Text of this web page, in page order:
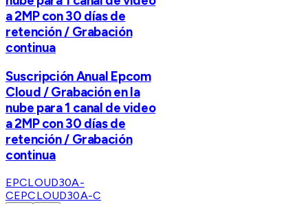
a 2MP con 30 días de
retención / Grabación
continua
Suscripción Anual Epcom
Cloud / Grabación en la
nube para 1 canal de video
a 2MP con 30 días de
retención / Grabación
continua
EPCLOUD30A-
CEPCLOUD30A-C